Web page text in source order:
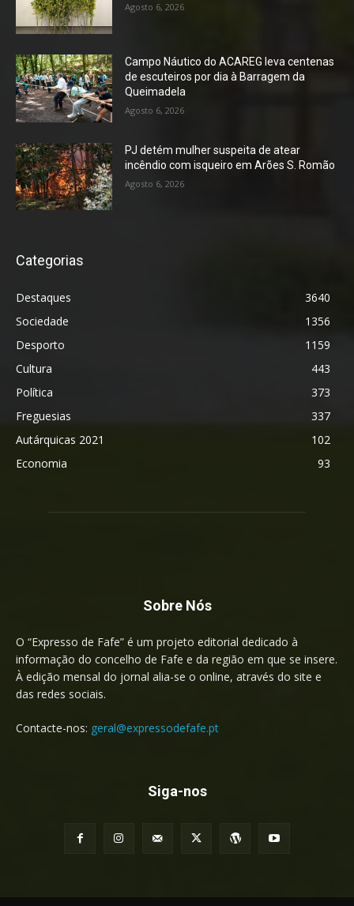
Agosto 6, 2026
Campo Náutico do ACAREG leva centenas
de escuteiros por dia à Barragem da
Queimadela
Agosto 6, 2026
PJ detém mulher suspeita de atear
incêndio com isqueiro em Arões S. Romão
Agosto 6, 2026
Categorias
Destaques
3640
Sociedade
1356
Desporto
1159
Cultura
443
Política
373
Freguesias
337
Autárquicas 2021
102
Economia
93
Sobre Nós
O “Expresso de Fafe” é um projeto editorial dedicado à
informação do concelho de Fafe e da região em que se insere.
À edição mensal do jornal alia-se o online, através do site e
das redes sociais.
Contacte-nos: geral@expressodefafe.pt
Siga-nos